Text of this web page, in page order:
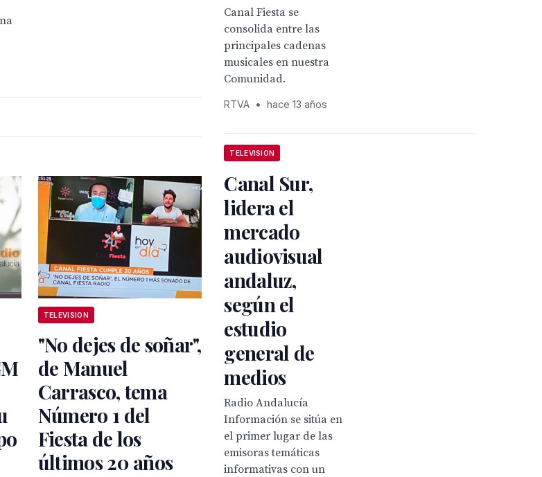
TELEVISION
"No dejes de soñar",
de Manuel
Carrasco, tema
Número 1 del
Fiesta de los
últimos 20 años
Canal Fiesta se
consolida entre las
principales cadenas
musicales en nuestra
Comunidad.
RTVA • hace 13 años
TELEVISION
Canal Sur,
lidera el
mercado
audiovisual
andaluz,
según el
estudio
general de
medios
Radio Andalucía
Información se sitúa en
el primer lugar de las
emisoras temáticas
informativas con un